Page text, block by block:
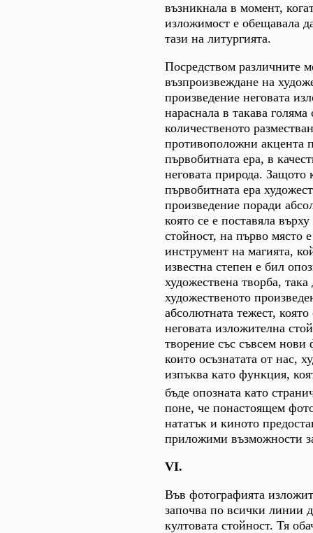
възникнала в момент,
изложимост е обещавала
тази на литургията.
Посредством различните
възпроизвеждане на
произведение неговата
нараснала в такава голяма
количественото
противоположни акцента
първобитната ера, в
неговата природа. Защото
първобитната ера
произведение поради
която се е поставяла
стойност, на първо място
инструмент на магията,
известна степен е бил
художествена творба, така
художественото
абсолютната тежест, която
неговата изложителна
творение със съвсем
които осъзнатата от нас,
изпъква като функция,
бъде опозната като
поне, че понастоящем
нататък и киното
приложими възможности
VI.
Във фотографията
започва по всички линии
култовата стойност. Тя